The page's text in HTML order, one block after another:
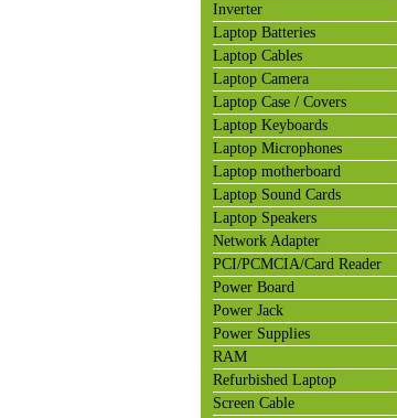
Inverter
Laptop Batteries
Laptop Cables
Laptop Camera
Laptop Case / Covers
Laptop Keyboards
Laptop Microphones
Laptop motherboard
Laptop Sound Cards
Laptop Speakers
Network Adapter
PCI/PCMCIA/Card Reader
Power Board
Power Jack
Power Supplies
RAM
Refurbished Laptop
Screen Cable